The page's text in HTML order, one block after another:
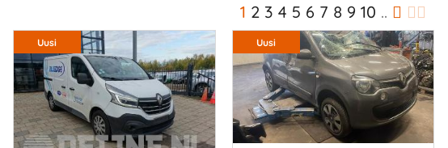
1 2 3 4 5 6 7 8 9 10 ..
Uusi Uusi